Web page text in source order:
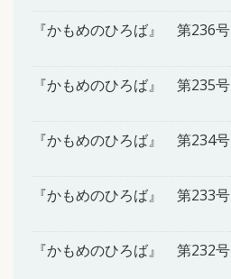
『かもめのひろば』 第236号
『かもめのひろば』 第235号
『かもめのひろば』 第234号
『かもめのひろば』 第233号
『かもめのひろば』 第232号